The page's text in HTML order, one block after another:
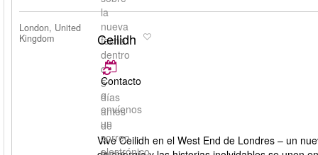
la
nueva
fecha
dentro
de
5
días
antes
de
la
London, United
Kingdom
Ceilidh
Contacto
o
envíenos
un
correo
electrónico
Vive Ceilidh en el West End de Londres – un